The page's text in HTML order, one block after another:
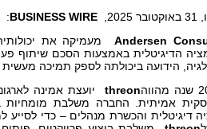
BUSINESS WIRE
:
Andersen
מעמיקה את
הדיגיטלית באמצעות הסכם שיתוף
הידועה ביכולתה לספק תמיכה
threon
יועצת אמינה
אמיתית. החברה משלבת מומחיות
דיגיטלית והכשרת מנהלים – כדי לסייע